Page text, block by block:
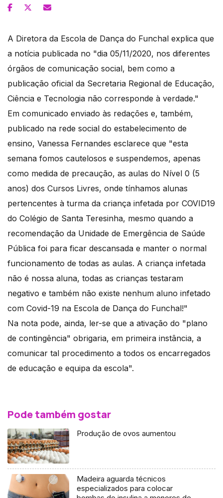
A Diretora da Escola de Dança do Funchal explica que
a notícia publicada no "dia 05/11/2020, nos diferentes
órgãos de comunicação social, bem como a
publicação oficial da Secretaria Regional de Educação,
Ciência e Tecnologia não corresponde à verdade."
Em comunicado enviado às redações e, também,
publicado na rede social do estabelecimento de
ensino, Vanessa Fernandes esclarece que "esta
semana fomos cautelosos e suspendemos, apenas
como medida de precaução, as aulas do Nível 0 (5
anos) dos Cursos Livres, onde tínhamos alunas
pertencentes à turma da criança infetada por COVID19
do Colégio de Santa Teresinha, mesmo quando a
recomendação da Unidade de Emergência de Saúde
Pública foi para ficar descansada e manter o normal
funcionamento de todas as aulas. A criança infetada
não é nossa aluna, todas as crianças testaram
negativo e também não existe nenhum aluno infetado
com Covid-19 na Escola de Dança do Funchal!"
Na nota pode, ainda, ler-se que a ativação do "plano
de contingência" obrigaria, em primeira instância, a
comunicar tal procedimento a todos os encarregados
de educação e equipa da escola".
Pode também gostar
Produção de ovos aumentou
Madeira aguarda técnicos
especializados para colocar